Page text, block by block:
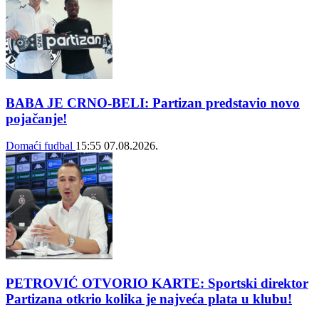
BABA JE CRNO-BELI: Partizan predstavio novo
pojačanje!
Domaći fudbal 15:55 07.08.2026.
PETROVIĆ OTVORIO KARTE: Sportski direktor
Partizana otkrio kolika je najveća plata u klubu!